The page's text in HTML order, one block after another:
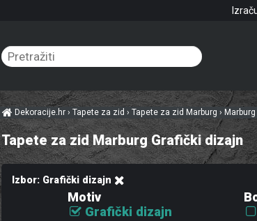
Tapete za zid Marburg Grafički dizajn
Izbor: Grafički dizajn
Motiv
Grafički dizajn
Dekoracije.hr›Tapete za zid ›Tapete za zid Marburg ›